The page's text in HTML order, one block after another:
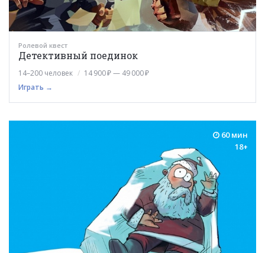
Ролевой квест
Детективный поединок
14–200 человек
14 900 ₽ — 49 000 ₽
Играть →
60 мин
18+